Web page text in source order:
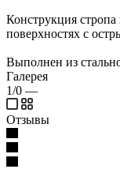
Конструкция стропа
поверхностях с
Выполнен из
Галерея
1/0 —
Отзывы